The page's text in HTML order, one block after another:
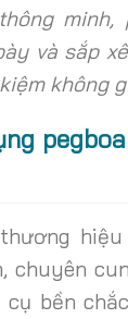
minh,
và sắp
không
hiệu
chuyên
cụ bền